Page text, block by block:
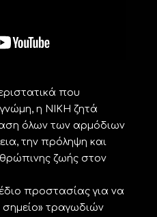
που
η ΝΙΚΗ ζητά
όλων των αρμόδιων
την πρόληψη και
ζωής στον
προστασίας για να
τραγωδιών